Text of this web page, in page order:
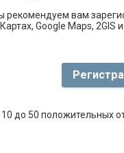
рекомендуем вам
Google Maps,
до 50 положительных